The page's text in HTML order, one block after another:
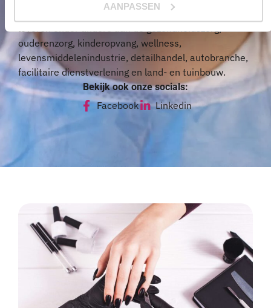
AANPASSEN
verschillende sectoren met onze producten. Wij
leveren onder andere aan de gezondheidszorg,
ouderenzorg, kinderopvang, wellness,
levensmiddelenindustrie, detailhandel, autobranche,
facilitaire dienstverlening en land- en tuinbouw.
Bekijk ook onze socials:
Facebook Linkedin